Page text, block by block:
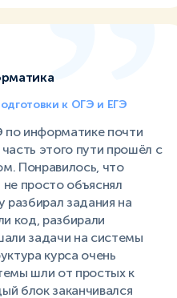
к ОГЭ и ЕГЭ
по информатике почти
этого пути прошёл с
Понравилось, что
просто объяснял
разбирал задания на
код, разбирали
задачи на системы
курса очень
шли от простых к
блок заканчивался